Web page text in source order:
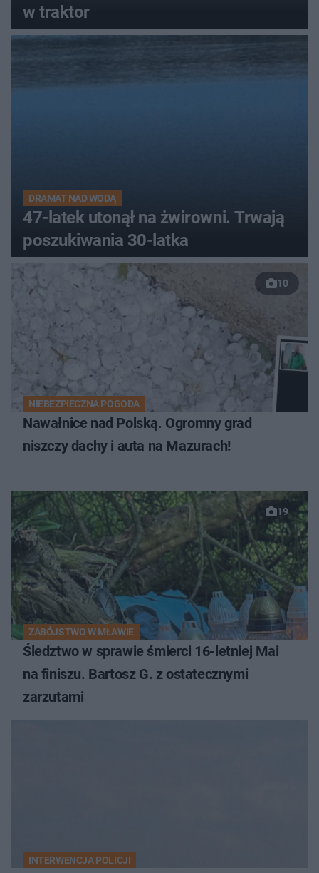
w traktor
DRAMAT NAD WODĄ
47-latek utonął na żwirowni. Trwają
poszukiwania 30-latka
10
NIEBEZPIECZNA POGODA
Nawałnice nad Polską. Ogromny grad
niszczy dachy i auta na Mazurach!
19
ZABÓJSTWO W MŁAWIE
Śledztwo w sprawie śmierci 16-letniej Mai
na finiszu. Bartosz G. z ostatecznymi
zarzutami
INTERWENCJA POLICJI